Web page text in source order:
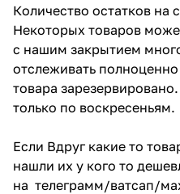
Количество остатков на
Некоторых товаров
с нашим закрытием
отслеживать
товара
только по воскресеньям.
Если Вдруг какие то
нашли их у кого то
на телеграмм/ватсап/